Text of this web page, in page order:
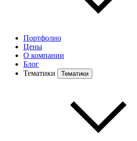
Портфолио
Цены
О компании
Блог
Тематики
Тематики